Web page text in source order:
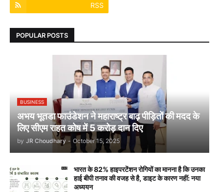
RSS
POPULAR POSTS
BUSINESS
अभय भूतडा फाउंडेशन ने महाराष्ट्र बाढ़ पीड़ितों की मदद के
लिए सीएम राहत कोष में 5 करोड़ दान दिए
by JR Choudhary - October 15, 2025
भारत के 82% हाइपरटेंशन रोगियों का मानना है कि उनका
हाई बीपी तनाव की वजह से है, डाइट के कारण नहीं: नया
अध्ययन